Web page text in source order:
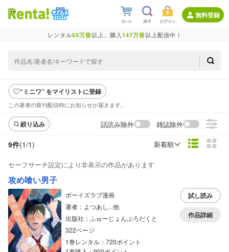
無料登録
レンタル55万冊以上、購入147万冊以上配信中！
“ミニワ” をマイリストに登録
この著者の新刊配信時にお知らせが届きます。
絞り込み 話読み除外 雑誌除外
9件(1/1) 新着順
セーフサーチ設定により非表示の作品があります
攻め喰い男子
ボーイズラブ漫画
著者：よつあし...他
出版社：ふゅーじょんぷろだくと
322ページ
1巻レンタル：720ポイント
試し読み
作品詳細